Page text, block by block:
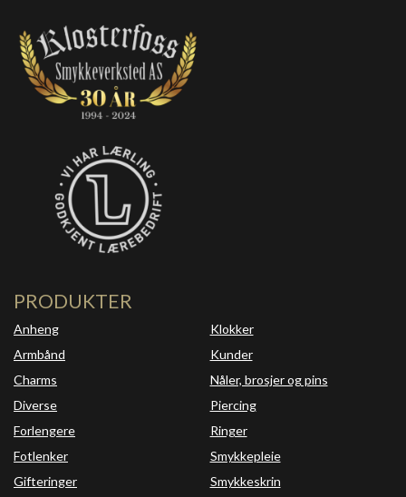
PRODUKTER
Anheng
Armbånd
Charms
Diverse
Forlengere
Fotlenker
Gifteringer
Klokker
Kunder
Nåler, brosjer og pins
Piercing
Ringer
Smykkepleie
Smykkeskrin